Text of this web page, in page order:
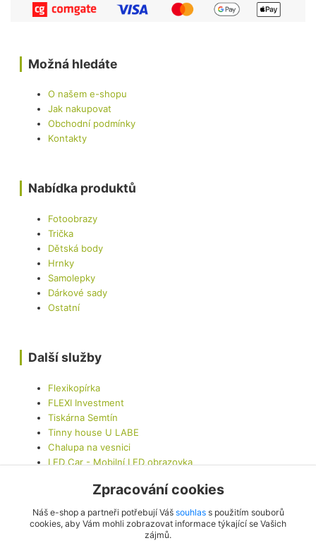
Možná hledáte
O našem e-shopu
Jak nakupovat
Obchodní podmínky
Kontakty
Nabídka produktů
Fotoobrazy
Trička
Dětská body
Hrnky
Samolepky
Dárkové sady
Ostatní
Další služby
Flexikopírka
FLEXI Investment
Tiskárna Semtín
Tinny house U LABE
Chalupa na vesnici
LED Car - Mobilní LED obrazovka
Kontaktujte nás
Zpracování cookies
Náš e-shop a partneři potřebují Váš souhlass použitím souborů
cookies, aby Vám mohli zobrazovat informace týkající se Vašich
zájmů.